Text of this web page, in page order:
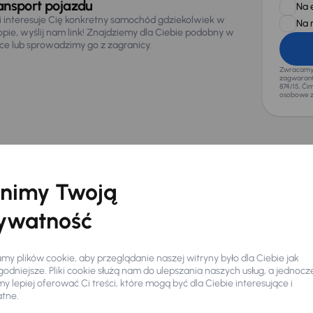
pojazdu
interesuje Cię konkretny samochód gdziekolwiek w
wyślij nam link! Znajdziemy dla Ciebie podobny w
lub sprowadzimy go z zagranicy.
Na
Na
874/15,
osobowe
kmBenzyna1.6 SIDI Turbo
rata
zł
Cena
promocyjna
Twoją
plików cookie, aby przeglądanie naszej witryny było dla Ciebie jak
Pliki cookie służą nam do ulepszania naszych usług, a
lepiej oferować Ci treści, które mogą być dla Ciebie interesujące i